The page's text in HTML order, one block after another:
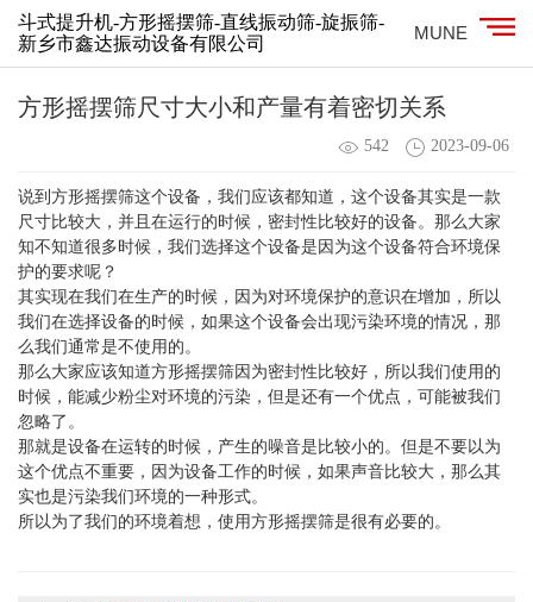
斗式提升机-方形摇摆筛-直线振动筛-旋振筛-
新乡市鑫达振动设备有限公司
MUNE
方形摇摆筛尺寸大小和产量有着密切关系
542 2023-09-06
说到方形摇摆筛这个设备，我们应该都知道，这个设备其实是一款
尺寸比较大，并且在运行的时候，密封性比较好的设备。那么大家
知不知道很多时候，我们选择这个设备是因为这个设备符合环境保
护的要求呢？
其实现在我们在生产的时候，因为对环境保护的意识在增加，所以
我们在选择设备的时候，如果这个设备会出现污染环境的情况，那
么我们通常是不使用的。
那么大家应该知道方形摇摆筛因为密封性比较好，所以我们使用的
时候，能减少粉尘对环境的污染，但是还有一个优点，可能被我们
忽略了。
那就是设备在运转的时候，产生的噪音是比较小的。但是不要以为
这个优点不重要，因为设备工作的时候，如果声音比较大，那么其
实也是污染我们环境的一种形式。
所以为了我们的环境着想，使用方形摇摆筛是很有必要的。